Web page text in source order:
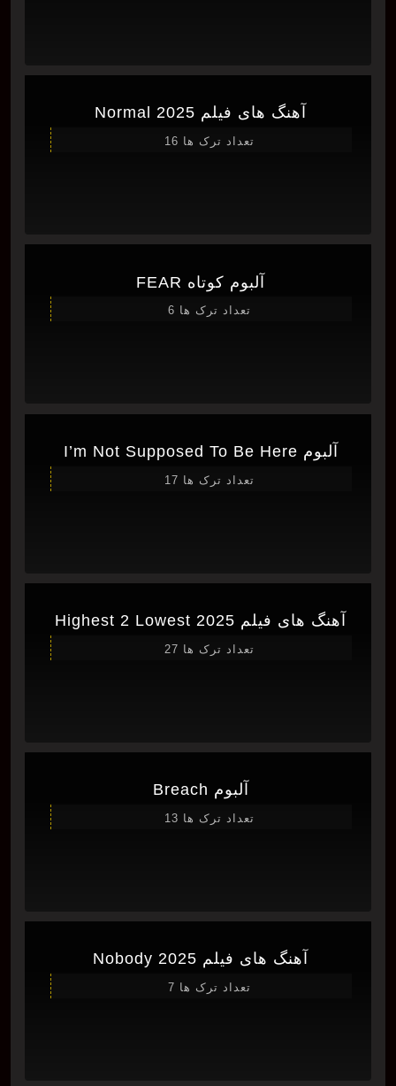
آهنگ های فیلم Normal 2025
تعداد ترک ها 16
آلبوم کوتاه FEAR
تعداد ترک ها 6
آلبوم I’m Not Supposed To Be Here
تعداد ترک ها 17
آهنگ های فیلم Highest 2 Lowest 2025
تعداد ترک ها 27
آلبوم Breach
تعداد ترک ها 13
آهنگ های فیلم Nobody 2025
تعداد ترک ها 7